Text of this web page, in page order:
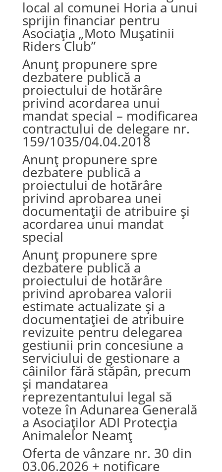
local al comunei Horia a unui
sprijin financiar pentru
Asociația „Moto Mușatinii
Riders Club”
Anunț propunere spre
dezbatere publică a
proiectului de hotărâre
privind acordarea unui
mandat special – modificarea
contractului de delegare nr.
159/1035/04.04.2018
Anunț propunere spre
dezbatere publică a
proiectului de hotărâre
privind aprobarea unei
documentații de atribuire și
acordarea unui mandat
special
Anunț propunere spre
dezbatere publică a
proiectului de hotărâre
privind aprobarea valorii
estimate actualizate și a
documentației de atribuire
revizuite pentru delegarea
gestiunii prin concesiune a
serviciului de gestionare a
câinilor fără stăpân, precum
și mandatarea
reprezentantului legal să
voteze în Adunarea Generală
a Asociaților ADI Protecția
Animalelor Neamț
Oferta de vânzare nr. 30 din
03.06.2026 + notificare